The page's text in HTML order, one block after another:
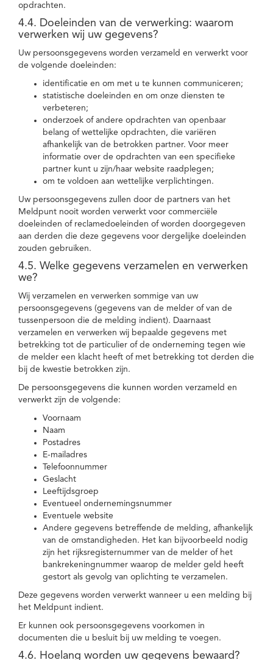
opdrachten.
4.4. Doeleinden van de verwerking: waarom
verwerken wij uw gegevens?
Uw persoonsgegevens worden verzameld en verwerkt voor
de volgende doeleinden:
identificatie en om met u te kunnen communiceren;
statistische doeleinden en om onze diensten te
verbeteren;
onderzoek of andere opdrachten van openbaar
belang of wettelijke opdrachten, die variëren
afhankelijk van de betrokken partner. Voor meer
informatie over de opdrachten van een specifieke
partner kunt u zijn/haar website raadplegen;
om te voldoen aan wettelijke verplichtingen.
Uw persoonsgegevens zullen door de partners van het
Meldpunt nooit worden verwerkt voor commerciële
doeleinden of reclamedoeleinden of worden doorgegeven
aan derden die deze gegevens voor dergelijke doeleinden
zouden gebruiken.
4.5. Welke gegevens verzamelen en verwerken
we?
Wij verzamelen en verwerken sommige van uw
persoonsgegevens (gegevens van de melder of van de
tussenpersoon die de melding indient). Daarnaast
verzamelen en verwerken wij bepaalde gegevens met
betrekking tot de particulier of de onderneming tegen wie
de melder een klacht heeft of met betrekking tot derden die
bij de kwestie betrokken zijn.
De persoonsgegevens die kunnen worden verzameld en
verwerkt zijn de volgende:
Voornaam
Naam
Postadres
E-mailadres
Telefoonnummer
Geslacht
Leeftijdsgroep
Eventueel ondernemingsnummer
Eventuele website
Andere gegevens betreffende de melding, afhankelijk
van de omstandigheden. Het kan bijvoorbeeld nodig
zijn het rijksregisternummer van de melder of het
bankrekeningnummer waarop de melder geld heeft
gestort als gevolg van oplichting te verzamelen.
Deze gegevens worden verwerkt wanneer u een melding bij
het Meldpunt indient.
Er kunnen ook persoonsgegevens voorkomen in
documenten die u besluit bij uw melding te voegen.
4.6. Hoelang worden uw gegevens bewaard?